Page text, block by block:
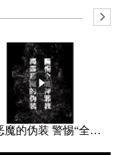
揭露恶魔的伪装 警惕“全能神”邪教